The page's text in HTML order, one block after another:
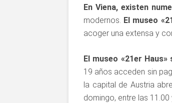
En Viena, existen
modernos. El museo
acoger una extensa y
El museo «21er
19 años acceden sin
la capital de Austria
domingo, entre las 11.00